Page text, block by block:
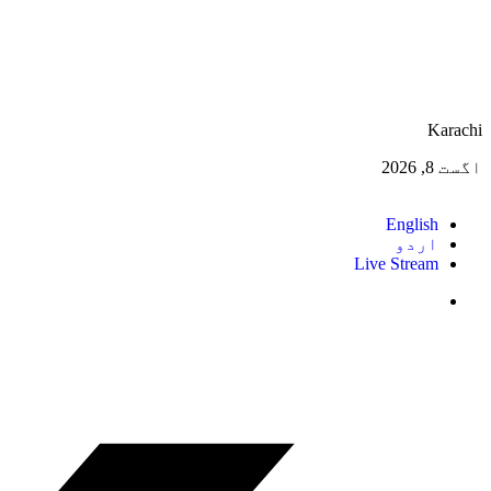
Karachi
اگست 8, 2026
English
اردو
Live Stream